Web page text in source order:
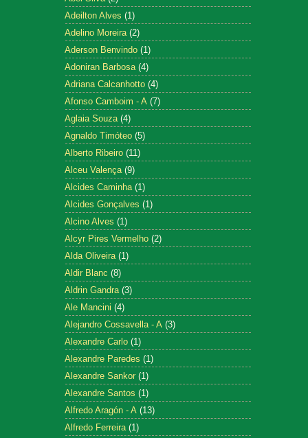
Adeilton Alves (1)
Adelino Moreira (2)
Aderson Benvindo (1)
Adoniran Barbosa (4)
Adriana Calcanhotto (4)
Afonso Camboim - A (7)
Aglaia Souza (4)
Agnaldo Timóteo (5)
Alberto Ribeiro (11)
Alceu Valença (9)
Alcides Caminha (1)
Alcides Gonçalves (1)
Alcino Alves (1)
Alcyr Pires Vermelho (2)
Alda Oliveira (1)
Aldir Blanc (8)
Aldrin Gandra (3)
Ale Mancini (4)
Alejandro Cossavella - A (3)
Alexandre Carlo (1)
Alexandre Paredes (1)
Alexandre Sankor (1)
Alexandre Santos (1)
Alfredo Aragón - A (13)
Alfredo Ferreira (1)